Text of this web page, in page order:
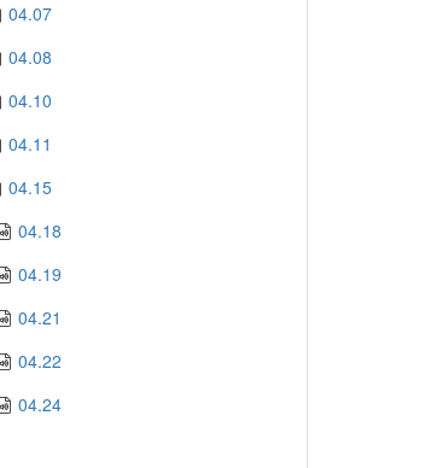
04.07
04.08
04.10
04.11
04.15
04.18
04.19
04.21
04.22
04.24